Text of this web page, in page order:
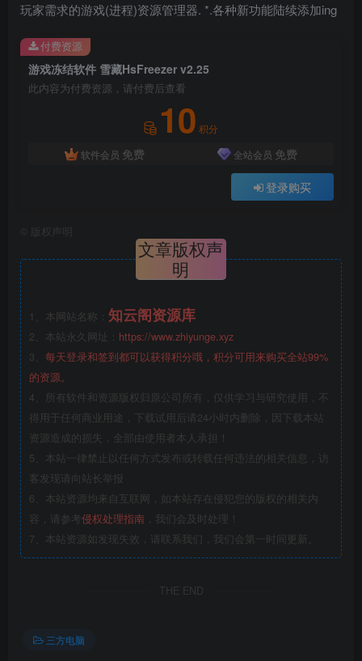
玩家需求的游戏(进程)资源管理器. *.各种新功能陆续添加ing
游戏冻结软件 雪藏HsFreezer v2.25
此内容为付费资源，请付费后查看
10 积分
软件会员 免费 全站会员 免费
登录购买
付费资源
版权声明
文章版权声
明
1、本网站名称： 知云阁资源库
2、本站永久网址： https://www.zhiyunge.xyz
3、 每天登录和签到都可以获得积分哦，积分可用来购买全站99%
的资源。
4、所有软件和资源版权归原公司所有，仅供学习与研究使用，不
得用于任何商业用途，下载试用后请24小时内删除，因下载本站
资源造成的损失，全部由使用者本人承担！
5、本站一律禁止以任何方式发布或转载任何违法的相关信息，访
客发现请向站长举报
6、本站资源均来自互联网，如本站存在侵犯您的版权的相关内
容，请参考侵权处理指南 ，我们会及时处理！
7、本站资源如发现失效，请联系我们，我们会第一时间更新。
THE END
三方电脑